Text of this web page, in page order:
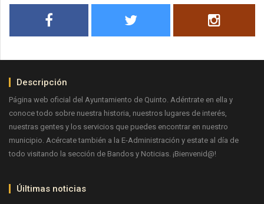
Descripción
Página web oficial del Ayuntamiento de Quinto. Adéntrate en ella y
conoce todo sobre nuestra historia, nuestros lugares de interés,
nuestras gentes y los servicios que puedes encontrar en nuestro
municipio. Acércate también a la E-Administración y estate al día de
todo visitando la sección de Bandos y Noticias. ¡Bienvenid@!
Úiltimas noticias